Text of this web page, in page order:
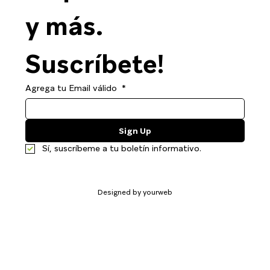
y más.
Suscríbete!
Agrega tu Email válido *
Sign Up
Sí, suscríbeme a tu boletín informativo.
Designed by yourweb